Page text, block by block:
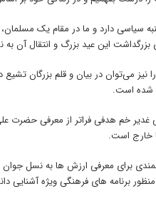
سیاسی دارد و ما در مقام یک
این عید بزرگ و انتقال آن به
می‌توان در بیان و قلم بزرگان تشیع
شده است.
غدیر خم هدفی فراتر از معرفی
خارج است.
برای معرفی ارزش ها به نسل جوان
برنامه های فرهنگی ویژه آشنایی